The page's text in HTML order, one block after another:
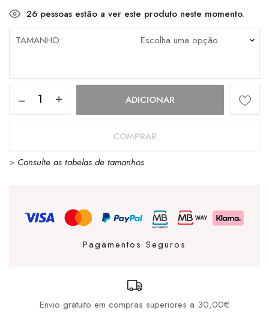
26 pessoas estão a ver este produto neste momento.
TAMANHO
Quantidade
Strike
ADICIONAR
COMPRAR
> Consulte as tabelas de tamanhos
Pagamentos Seguros
Envio gratuito em compras superiores a 30,00€